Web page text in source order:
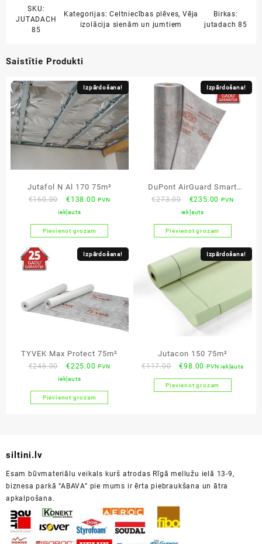
SKU:
JUTADACH
85
Kategorijas:Celtniecības plēves, Vēja
izolācija sienām un jumtiem
Birkas:
jutadach 85
Saistītie Produkti
Izpārdošana!
Jutafol N Al 170 75m²
€160.00
Original
price
was:
€160.00.
€138.00 Current
is:
€138.00.
PVN
iekļauts
Pievienot grozam
Izpārdošana!
DuPont AirGuard Smart
75m² tvaika izolācija
€273.00
Original
price
was:
€273.00.
€235.00 Current
is:
€235.00.
PVN
iekļauts
Pievienot grozam
Izpārdošana!
TYVEK Max Protect 75m²
€246.00
Original
price
was:
€246.00.
€225.00 Current
is:
€225.00.
PVN
iekļauts
Pievienot grozam
Izpārdošana!
Jutacon 150 75m²
€117.00
Original
price
was:
€98.00 Current
price
is:
PVN iekļauts
Pievienot grozam
siltini.lv
Esam būvmateriālu veikals kurš atrodas Rīgā mellužu ielā 13-9,
biznesa parkā “ABAVA” pie mums ir ērta piebraukšana un ātra
apkalpošana.